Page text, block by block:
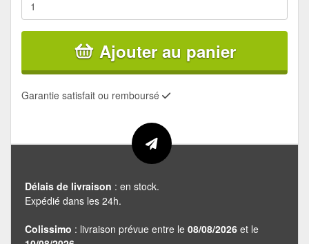
Ajouter au panier
Garantie satisfait ou remboursé
Délais de livraison : en stock.
Expédié dans les 24h.
Colissimo : livraison prévue entre le 08/08/2026 et le